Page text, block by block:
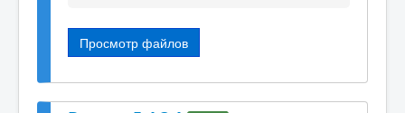
Просмотр файлов